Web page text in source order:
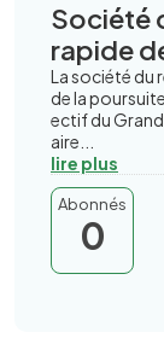
Société
rapide
La société du
de la
ectif du
aire...
lire plus
Abonnés
0